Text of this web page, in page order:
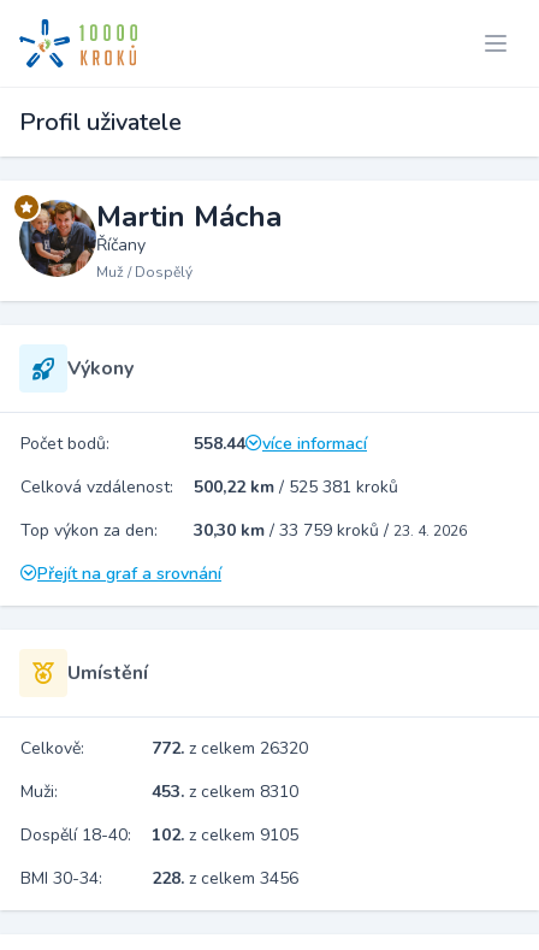
Profil uživatele
Martin Mácha
Říčany
Muž / Dospělý
Výkony
Počet bodů: 558.44
více informací
Celková vzdálenost:
500,22 km / 525 381 kroků
Top výkon za den:
30,30 km / 33 759 kroků / 23. 4. 2026
Přejít na graf a srovnání
Umístění
Celkově: 772. z celkem 26320
Muži:
453. z celkem 8310
Dospělí 18-40:
102. z celkem 9105
BMI 30-34:
228. z celkem 3456